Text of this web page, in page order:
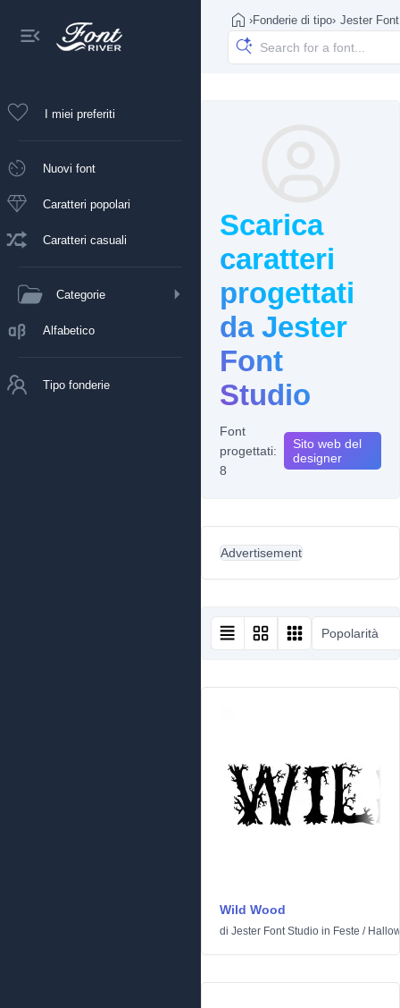
I miei preferiti
Nuovi font
Caratteri popolari
Caratteri casuali
Categorie
Alfabetico
Tipo fonderie
›Fonderie di tipo› Jester
Scarica
caratteri
progettati
da Jester
Font
Studio
Font
progettati:
8
Sito web del
designer
Advertisement
Popolarità
Wild Wood
di Jester Font Studio in Feste /